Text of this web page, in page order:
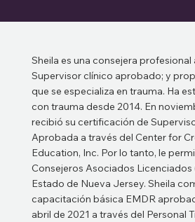
Sheila es una consejera profesional
Supervisor clínico aprobado; y
que se especializa en trauma. Ha
con trauma desde 2014. En
recibió su certificación de
Aprobada a través del Center for
Education, Inc. Por lo tanto, le
Consejeros Asociados Licenciados
Estado de Nueva Jersey. Sheila
capacitación básica EMDR
abril de 2021 a través del Personal